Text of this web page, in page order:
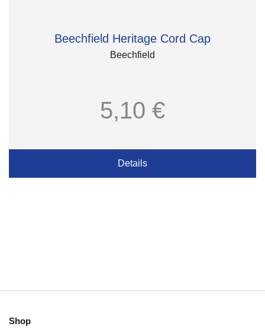
Beechfield Heritage Cord Cap
Beechfield
5,10 €
Details
Shop